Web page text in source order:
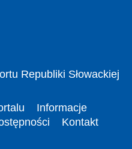
Republiki Słowackiej
Informacje
Kontakt